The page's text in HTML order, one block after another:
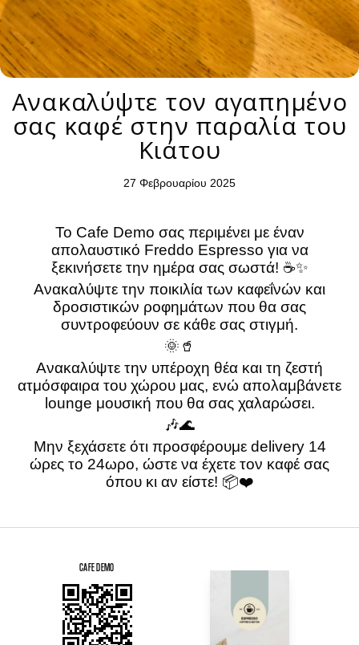
Ανακαλύψτε τον αγαπημένο
σας καφέ στην παραλία του
Κιάτου
27 Φεβρουαρίου 2025
Το Cafe Demo σας περιμένει με έναν
απολαυστικό Freddo Espresso για να
ξεκινήσετε την ημέρα σας σωστά! ☕✨
Ανακαλύψτε την ποικιλία των καφεΐνών και
δροσιστικών ροφημάτων που θα σας
συντροφεύουν σε κάθε σας στιγμή.
🌞🥤
Ανακαλύψτε την υπέροχη θέα και τη ζεστή
ατμόσφαιρα του χώρου μας, ενώ απολαμβάνετε
lounge μουσική που θα σας χαλαρώσει.
🎶🌊
Μην ξεχάσετε ότι προσφέρουμε delivery 14
ώρες το 24ωρο, ώστε να έχετε τον καφέ σας
όπου κι αν είστε! 📦❤️
CAFE DEMO